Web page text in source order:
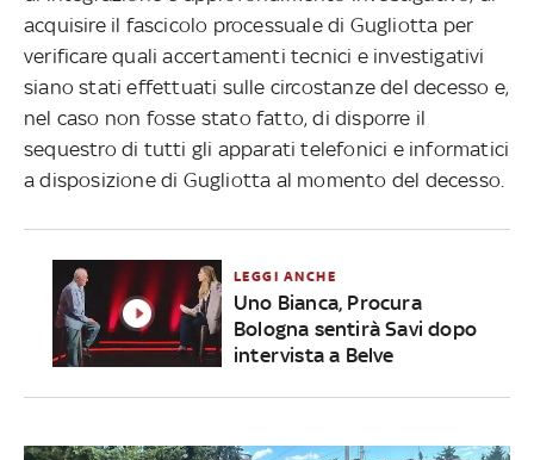
acquisire il fascicolo processuale di Gugliotta per
verificare quali accertamenti tecnici e investigativi
siano stati effettuati sulle circostanze del decesso e,
nel caso non fosse stato fatto, di disporre il
sequestro di tutti gli apparati telefonici e informatici
a disposizione di Gugliotta al momento del decesso.
LEGGI ANCHE
Uno Bianca, Procura
Bologna sentirà Savi dopo
intervista a Belve